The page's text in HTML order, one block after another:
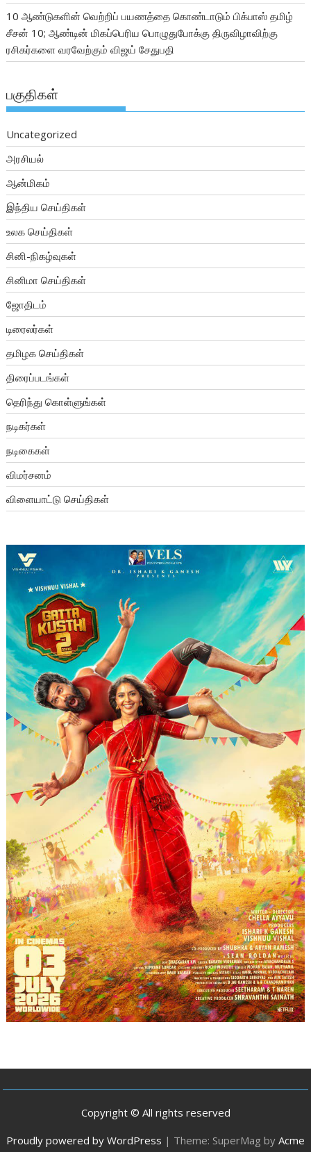
10 ஆண்டுகளின் வெற்றிப் பயணத்தை கொண்டாடும் பிக்பாஸ் தமிழ்
சீசன் 10; ஆண்டின் மிகப்பெரிய பொழுதுபோக்கு திருவிழாவிற்கு
ரசிகர்களை வரவேற்கும் விஜய் சேதுபதி
பகுதிகள்
Uncategorized
அரசியல்
ஆன்மிகம்
இந்திய செய்திகள்
உலக செய்திகள்
சினி-நிகழ்வுகள்
சினிமா செய்திகள்
ஜோதிடம்
டிரைலர்கள்
தமிழக செய்திகள்
திரைப்படங்கள்
தெரிந்து கொள்ளுங்கள்
நடிகர்கள்
நடிகைகள்
விமர்சனம்
விளையாட்டு செய்திகள்
Copyright © All rights reserved
Proudly powered by WordPress | Theme: SuperMag by Acme